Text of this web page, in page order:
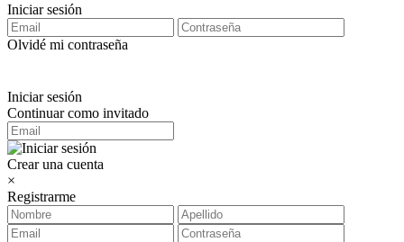
Iniciar sesión
Olvidé mi contraseña
Iniciar sesión
Continuar como invitado
Crear una cuenta
×
Registrarme